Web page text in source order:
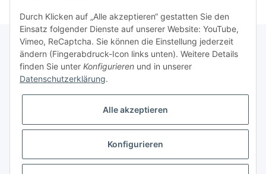
Informationen
Galerie
* Keine Ausweisung der Mehrwertsteuer gemäß Klein-Unternehmer-Regelung.,
Durch Klicken auf „Alle akzeptieren“ gestatten Sie den
Einsatz folgender Dienste auf unserer Website: YouTube,
Vimeo, ReCaptcha. Sie können die Einstellung jederzeit
ändern (Fingerabdruck-Icon links unten). Weitere Details
finden Sie unter Konfigurieren und in unserer
Datenschutzerklärung.
Alle akzeptieren
Konfigurieren